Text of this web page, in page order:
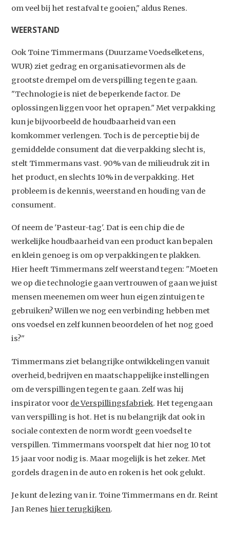
Studium Generale
Home
Video
Podcast
Artikelen
Contact
om veel bij het restafval te gooien," aldus Renes.
WEERSTAND
Ook Toine Timmermans (Duurzame Voedselketens,
WUR) ziet gedrag en organisatievormen als de
grootste drempel om de verspilling tegen te gaan.
"Technologie is niet de beperkende factor. De
oplossingen liggen voor het oprapen." Met verpakking
kun je bijvoorbeeld de houdbaarheid van een
komkommer verlengen. Toch is de perceptie bij de
gemiddelde consument dat die verpakking slecht is,
stelt Timmermans vast. 90% van de milieudruk zit in
het product, en slechts 10% in de verpakking. Het
probleem is de kennis, weerstand en houding van de
consument.
Of neem de 'Pasteur-tag'. Dat is een chip die de
werkelijke houdbaarheid van een product kan bepalen
en klein genoeg is om op verpakkingen te plakken.
Hier heeft Timmermans zelf weerstand tegen: "Moeten
we op die technologie gaan vertrouwen of gaan we juist
mensen meenemen om weer hun eigen zintuigen te
gebruiken? Willen we nog een verbinding hebben met
ons voedsel en zelf kunnen beoordelen of het nog goed
is?"
Timmermans ziet belangrijke ontwikkelingen vanuit
overheid, bedrijven en maatschappelijke instellingen
om de verspillingen tegen te gaan. Zelf was hij
inspirator voor de Verspillingsfabriek. Het tegengaan
van verspilling is hot. Het is nu belangrijk dat ook in
sociale contexten de norm wordt geen voedsel te
verspillen. Timmermans voorspelt dat hier nog 10 tot
15 jaar voor nodig is. Maar mogelijk is het zeker. Met
gordels dragen in de auto en roken is het ook gelukt.
Je kunt de lezing van ir. Toine Timmermans en dr. Reint
Jan Renes hier terugkijken.